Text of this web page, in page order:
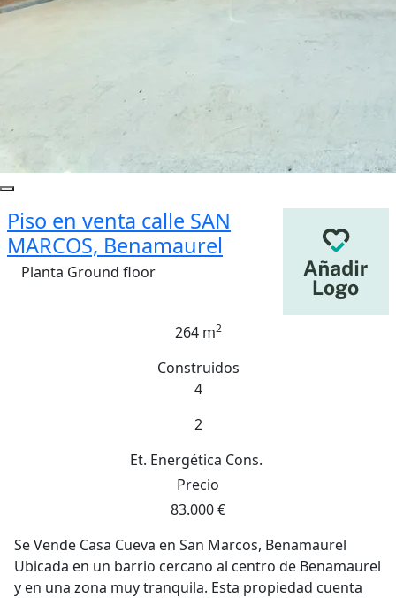
Piso en venta calle SAN
MARCOS, Benamaurel
Planta Ground floor
264 m2
Construidos
4
2
Et. Energética Cons.
Precio
83.000 €
Se Vende Casa Cueva en San Marcos, Benamaurel
Ubicada en un barrio cercano al centro de Benamaurel
y en una zona muy tranquila. Esta propiedad cuenta